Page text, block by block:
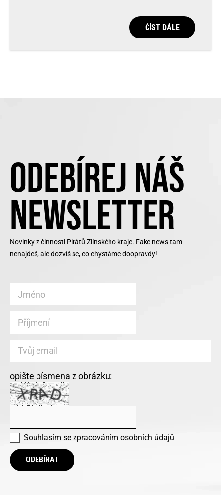
ČÍST DÁLE
ODEBÍREJ NÁŠ
NEWSLETTER
Novinky z činnosti Pirátů Zlínského kraje. Fake news tam
nenajdeš, ale dozvíš se, co chystáme doopravdy!
opište písmena z obrázku:
Souhlasím se zpracováním osobních údajů
ODEBÍRAT